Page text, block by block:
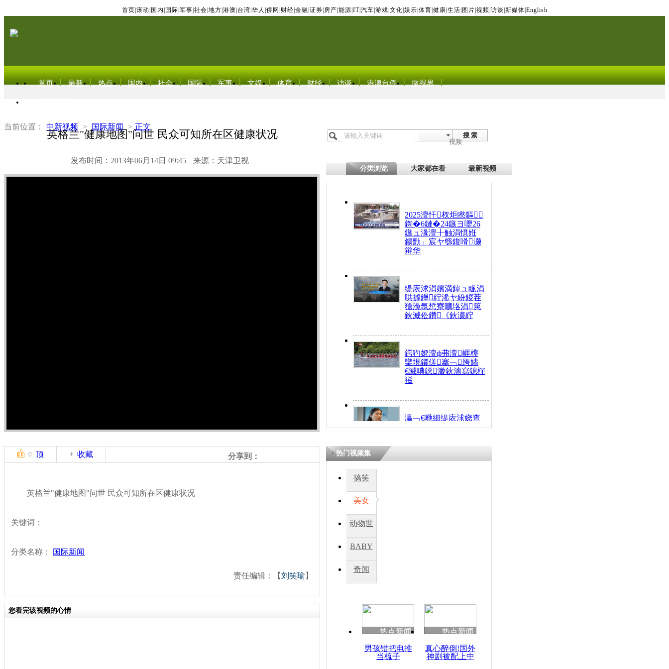
首页 滚动 国内 国际 军事 社会 地方 港澳 台湾 华人 侨网 财经 金融 证券 房产 能源 IT| 汽车 游戏 文化 娱乐 体育 健康 生活 图片 视频 访谈 新媒体 English
首页 最新 热点 国内 社会 国际 军事 文娱 体育 财经 访谈 港澳台侨 微视界
当前位置： 中新视频 > 国际新闻 > 正文
英格兰"健康地图"问世 民众可知所在区健康状况
发布时间：2013年06月14日 09:45 来源：天津卫视
搜 索
视频
分类浏览 大家都在看 最新视频
2025澶忓杈炬矁鏂
鍧�6鏈�24鏃ヨ嚦26
鏃ュ湪澶╂触涓惧姙
鍚勯」宸ヤ綔鍑嗗灏
辩华
缇庡浗涓嬪満鍏ュ眬涓
哄摢鑸紵浠ヤ紛鍐茬
獊浼氬惁寮曠垎涓笢
鈥滅伀鑽《鈥濓紵
鍔犳嬁澶ф弗澶崕榫
欒垷鑺傞搴﹁绔嬧
€滅唺鐚澂鈥濇寫鎴樿
禌
瀛﹁€咃細缇庡浗娆查
€间笢鍗椾簹涓庝腑鍥
瘑灞€
0 顶 收藏 分享到：
英格兰"健康地图"问世 民众可知所在区健康状况
关键词：
分类名称： 国际新闻
责任编辑：【刘笑瑜 】
您看完该视频的心情
热门视频集
搞笑
美女
动物世
BABY
秀
奇闻
热点新闻
男孩错把电推
当梳子
热点新闻
真心醉倒!国外
神剧被配上中